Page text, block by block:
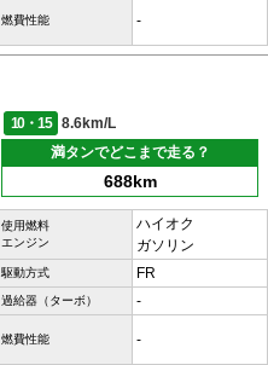
燃費性能 -
10・15
8.6km/L
満タンでどこまで走る？
688km
使用燃料
エンジン
ハイオク
ガソリン
駆動方式 FR
過給器（ターボ） -
燃費性能 -